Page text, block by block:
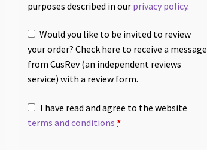
purposes described in our privacy policy.
Would you like to be invited to review
your order? Check here to receive a message
from CusRev (an independent reviews
service) with a review form.
I have read and agree to the website
terms and conditions *